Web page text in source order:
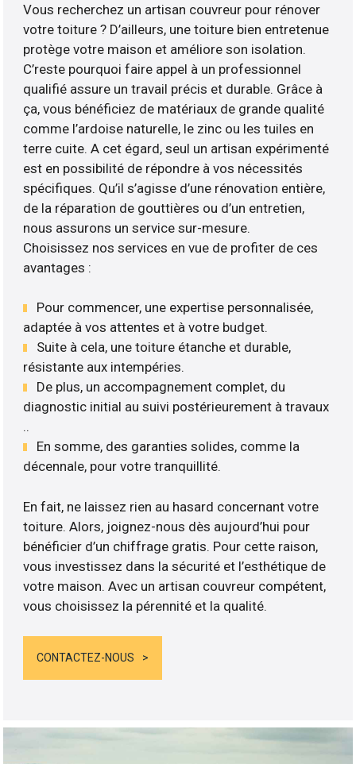
Vous recherchez un artisan couvreur pour rénover
votre toiture ? D’ailleurs, une toiture bien entretenue
protège votre maison et améliore son isolation.
C’reste pourquoi faire appel à un professionnel
qualifié assure un travail précis et durable. Grâce à
ça, vous bénéficiez de matériaux de grande qualité
comme l’ardoise naturelle, le zinc ou les tuiles en
terre cuite. A cet égard, seul un artisan expérimenté
est en possibilité de répondre à vos nécessités
spécifiques. Qu’il s’agisse d’une rénovation entière,
de la réparation de gouttières ou d’un entretien,
nous assurons un service sur-mesure.
Choisissez nos services en vue de profiter de ces
avantages :
Pour commencer, une expertise personnalisée,
adaptée à vos attentes et à votre budget.
Suite à cela, une toiture étanche et durable,
résistante aux intempéries.
De plus, un accompagnement complet, du
diagnostic initial au suivi postérieurement à travaux
..
En somme, des garanties solides, comme la
décennale, pour votre tranquillité.
En fait, ne laissez rien au hasard concernant votre
toiture. Alors, joignez-nous dès aujourd’hui pour
bénéficier d’un chiffrage gratis. Pour cette raison,
vous investissez dans la sécurité et l’esthétique de
votre maison. Avec un artisan couvreur compétent,
vous choisissez la pérennité et la qualité.
CONTACTEZ-NOUS